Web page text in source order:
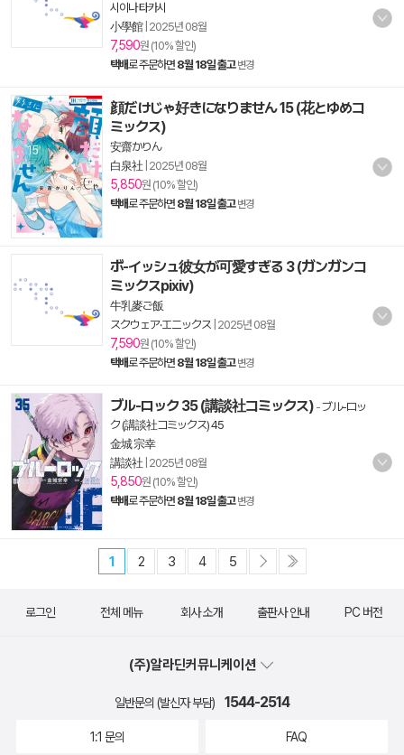
시이나 타카시
小學館| 2025년 08월
7,590원 (10% 할인)
택배로 주문하면 8월 18일 출고 변경
顔だけじゃ好きになりません 15 (花とゆめコ
ミックス)
安齋かりん
白泉社 2025년 08월
5,850원 (10% 할인)
택배로 주문하면 8월 18일 출고 변경
ボ-イッシュ彼女が可愛すぎる 3 (ガンガンコ
ミックスpixiv)
牛乳麥ご飯
スクウェア·エニックス 2025년 08월
7,590원 (10% 할인)
택배로 주문하면 8월 18일 출고 변경
ブル-ロック 35 (講談社コミックス) -ブル-ロッ
ク (講談社コミックス) 45
金城 宗幸
講談社 2025년 08월
5,850원 (10% 할인)
택배로 주문하면 8월 18일 출고 변경
1 2 3 4 5
로그인 전체 메뉴 회사 소개 출판사 안내 PC 버전
(주)알라딘커뮤니케이션
일반문의 (발신자 부담) 1544-2514
1:1 문의 FAQ